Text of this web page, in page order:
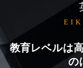
教育レベルは
の